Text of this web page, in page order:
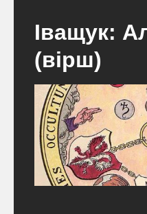
Іващук:
(вірш)